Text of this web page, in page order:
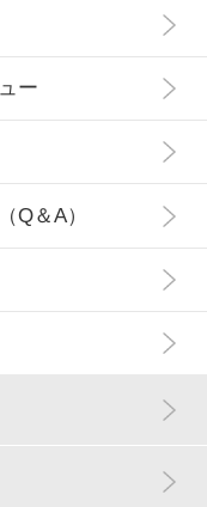
ー
Q＆A）